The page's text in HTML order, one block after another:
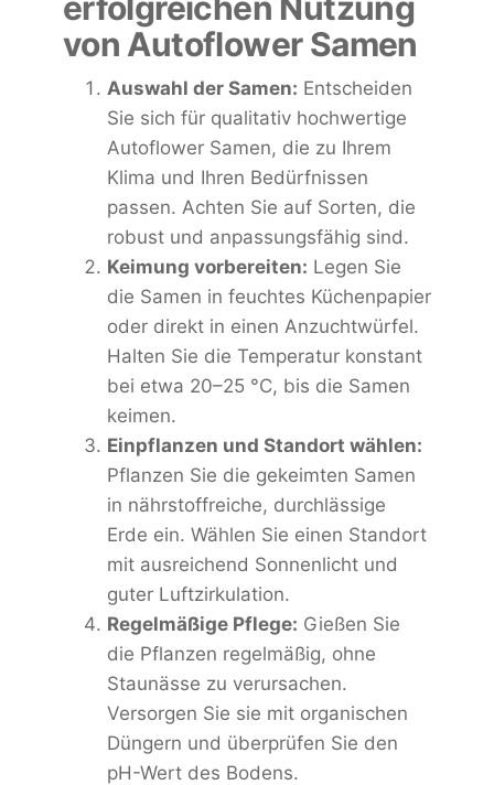
von Autoflower Samen
Auswahl der Samen: Entscheiden
Sie sich für qualitativ hochwertige
Autoflower Samen, die zu Ihrem
Klima und Ihren Bedürfnissen
passen. Achten Sie auf Sorten, die
robust und anpassungsfähig sind.
Keimung vorbereiten: Legen Sie
die Samen in feuchtes Küchenpapier
oder direkt in einen Anzuchtwürfel.
Halten Sie die Temperatur konstant
bei etwa 20–25 °C, bis die Samen
keimen.
Einpflanzen und Standort wählen:
Pflanzen Sie die gekeimten Samen
in nährstoffreiche, durchlässige
Erde ein. Wählen Sie einen Standort
mit ausreichend Sonnenlicht und
guter Luftzirkulation.
Regelmäßige Pflege: Gießen Sie
die Pflanzen regelmäßig, ohne
Staunässe zu verursachen.
Versorgen Sie sie mit organischen
Düngern und überprüfen Sie den
pH-Wert des Bodens.